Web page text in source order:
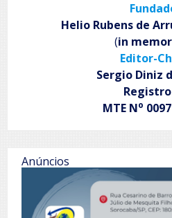
Helio Rubens de
(in
Editor-
Sergio Diniz
MTE No
Anúncios